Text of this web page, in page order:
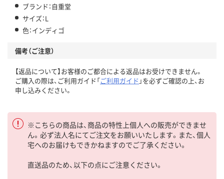
ブランド：自重堂
サイズ：L
色：インディゴ
備考（ご注意）
【返品について】お客様のご都合による返品はお受けできません。
ご購入の際は、ご利用ガイド「ご利用ガイド 」を必ずご確認の上、お
申し込みください。
※こちらの商品は、商品の特性上個人への販売ができませ
ん。必ず法人名にてご注文をお願いいたします。また、個人
宅へのお届けもできかねますのでご了承ください。
直送品のため、以下の点にご注意ください。